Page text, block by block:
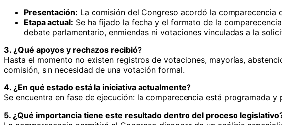
Presentación: La comisión del Congreso acordó la comparecencia
Etapa actual: Se ha fijado la fecha y el formato de la
debate parlamentario, enmiendas ni votaciones vinculadas a la
3. ¿Qué apoyos y rechazos recibió?
Hasta el momento no existen registros de votaciones, mayorías,
comisión, sin necesidad de una votación formal.
4. ¿En qué estado está la iniciativa actualmente?
Se encuentra en fase de ejecución: la comparecencia está programada
5. ¿Qué importancia tiene este resultado dentro del proceso